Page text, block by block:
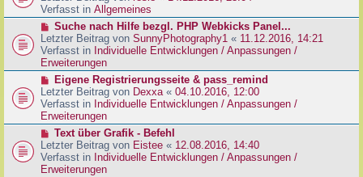
a
g
B
e
t
r
a
g
u
e
r
B
e
i
r
a
g
Verfasst in Allgemeines
N
e
u
e
r
B
e
i
t
a
g
Suche nach Hilfe bezgl. PHP Webkicks Panel...
Letzter Beitrag von SunnyPhotography1 « 11.12.2016, 14:21
Verfasst in Individuelle Entwicklungen / Anpassungen /
Erweiterungen
N
e
u
e
r
B
e
i
Eigene Registrierungsseite & pass_remind
Letzter Beitrag von Dexxa« 04.10.2016, 12:00
Verfasst in Individuelle Entwicklungen / Anpassungen /
Erweiterungen
N
e
u
e
Text über Grafik - Befehl
Letzter Beitrag von Eistee « 12.08.2016, 14:40
Verfasst in Individuelle Entwicklungen / Anpassungen /
Erweiterungen